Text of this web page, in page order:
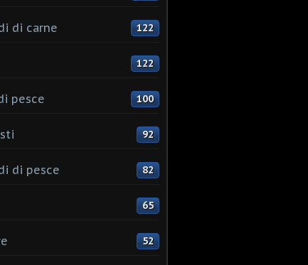
di carne 122
122
pesce 100
92
di pesce 82
65
52